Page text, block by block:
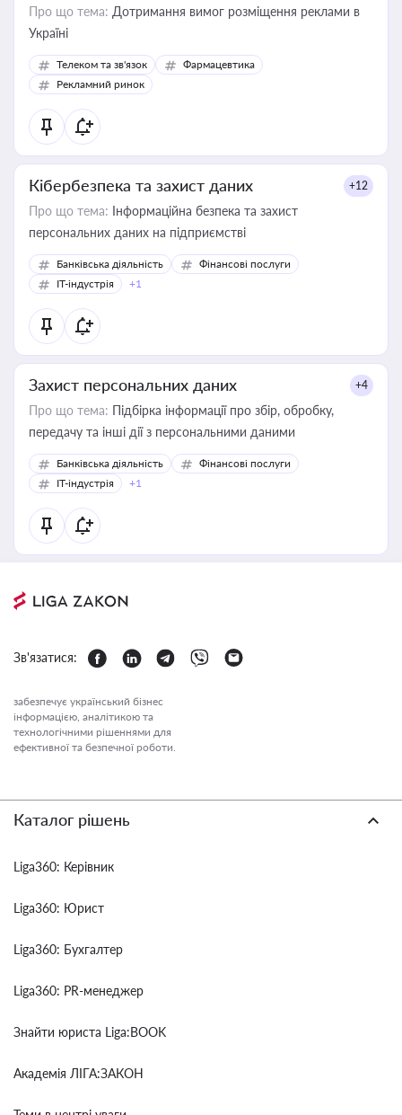
Про що тема: Дотримання вимог розміщення реклами в
Україні
Телеком та зв'язок
Фармацевтика
Рекламний ринок
Кібербезпека та захист даних +12
Про що тема: Інформаційна безпека та захист
персональних даних на підприємстві
Банківська діяльність
Фінансові послуги
IT-індустрія
+1
Захист персональних даних +4
Про що тема: Підбірка інформації про збір, обробку,
передачу та інші дії з персональними даними
Банківська діяльність
Фінансові послуги
IT-індустрія
+1
Зв'язатися:
забезпечує український бізнес
інформацією, аналітикою та
технологічними рішеннями для
ефективної та безпечної роботи.
Каталог рішень
Liga360: Керівник
Liga360: Юрист
Liga360: Бухгалтер
Liga360: PR-менеджер
Знайти юриста Liga:BOOK
Академія ЛІГА:ЗАКОН